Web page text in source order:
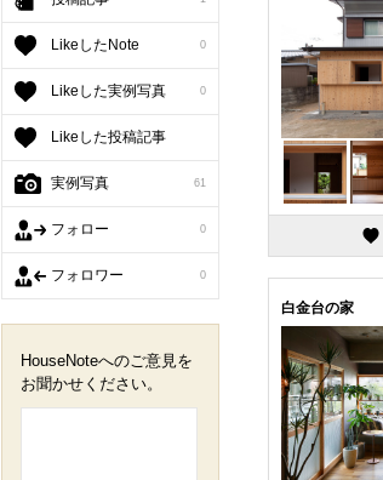
LikeしたNote 0
Likeした実例写真 0
Likeした投稿記事
実例写真 61
フォロー 0
フォロワー 0
HouseNoteへのご意見を
お聞かせください。
白金台の家